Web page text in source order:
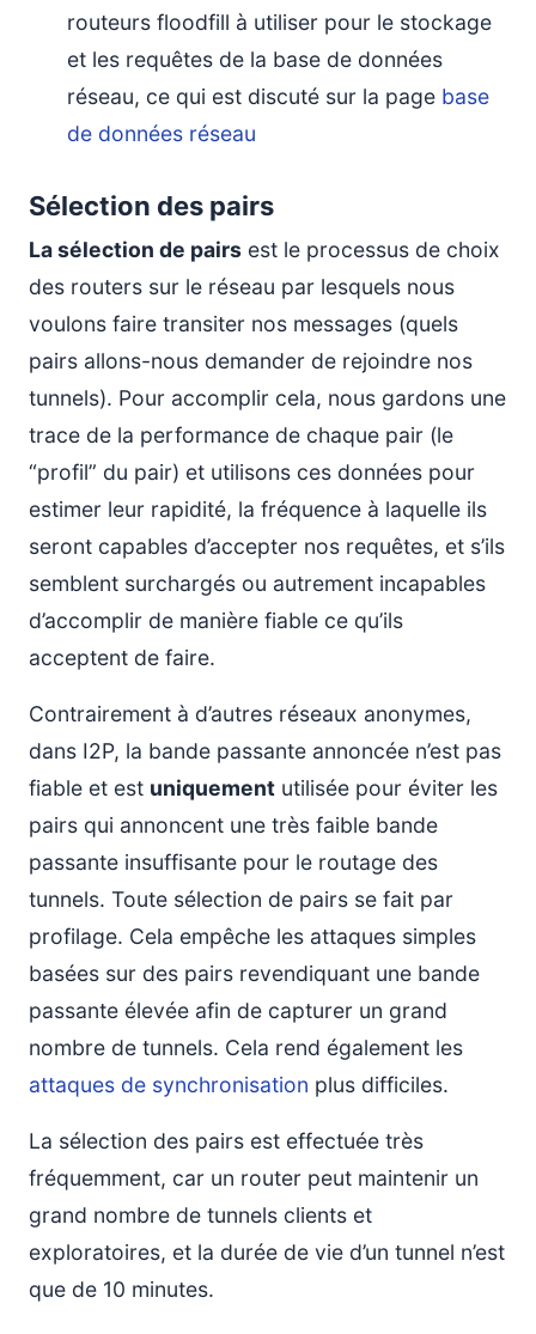
routeurs floodfill à utiliser pour le stockage
et les requêtes de la base de données
réseau, ce qui est discuté sur la page base
de données réseau
Sélection des pairs
La sélection de pairs est le processus de choix
des routers sur le réseau par lesquels nous
voulons faire transiter nos messages (quels
pairs allons-nous demander de rejoindre nos
tunnels). Pour accomplir cela, nous gardons une
trace de la performance de chaque pair (le
“profil” du pair) et utilisons ces données pour
estimer leur rapidité, la fréquence à laquelle ils
seront capables d’accepter nos requêtes, et s’ils
semblent surchargés ou autrement incapables
d’accomplir de manière fiable ce qu’ils
acceptent de faire.
Contrairement à d’autres réseaux anonymes,
dans I2P, la bande passante annoncée n’est pas
fiable et est uniquement utilisée pour éviter les
pairs qui annoncent une très faible bande
passante insuffisante pour le routage des
tunnels. Toute sélection de pairs se fait par
profilage. Cela empêche les attaques simples
basées sur des pairs revendiquant une bande
passante élevée afin de capturer un grand
nombre de tunnels. Cela rend également les
attaques de synchronisation plus difficiles.
La sélection des pairs est effectuée très
fréquemment, car un router peut maintenir un
grand nombre de tunnels clients et
exploratoires, et la durée de vie d’un tunnel n’est
que de 10 minutes.